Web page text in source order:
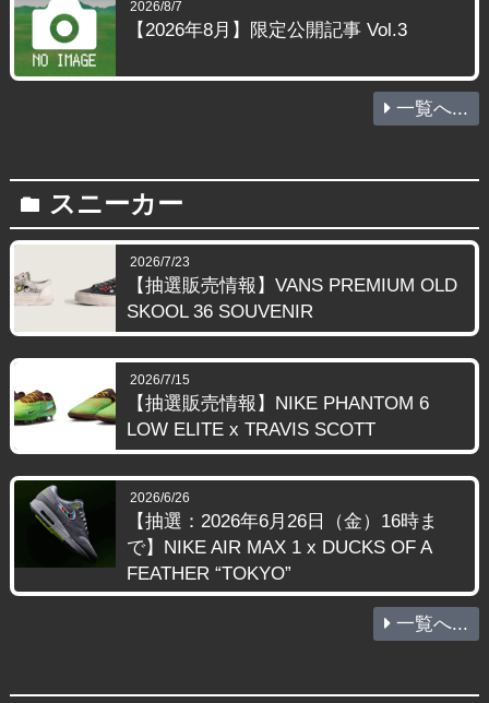
2026/8/7
【2026年8月】限定公開記事 Vol.3
一覧へ...
folder スニーカー
2026/7/23
【抽選販売情報】VANS PREMIUM OLD
SKOOL 36 SOUVENIR
2026/7/15
【抽選販売情報】NIKE PHANTOM 6
LOW ELITE x TRAVIS SCOTT
2026/6/26
【抽選：2026年6月26日（金）16時ま
で】NIKE AIR MAX 1 x DUCKS OF A
FEATHER “TOKYO”
一覧へ...